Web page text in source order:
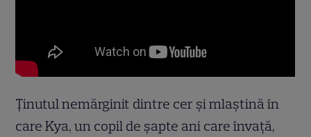
Ținutul nemărginit dintre cer și mlaștină în
care Kya, un copil de șapte ani care învață,